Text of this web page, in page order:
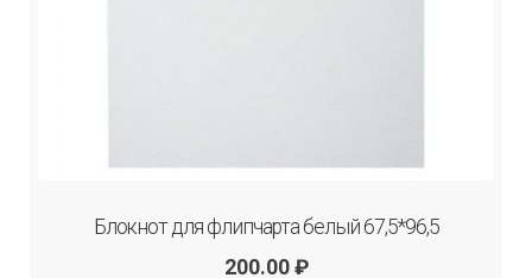
Блокнот для флипчарта белый 67,5*96,5
200.00 ₽